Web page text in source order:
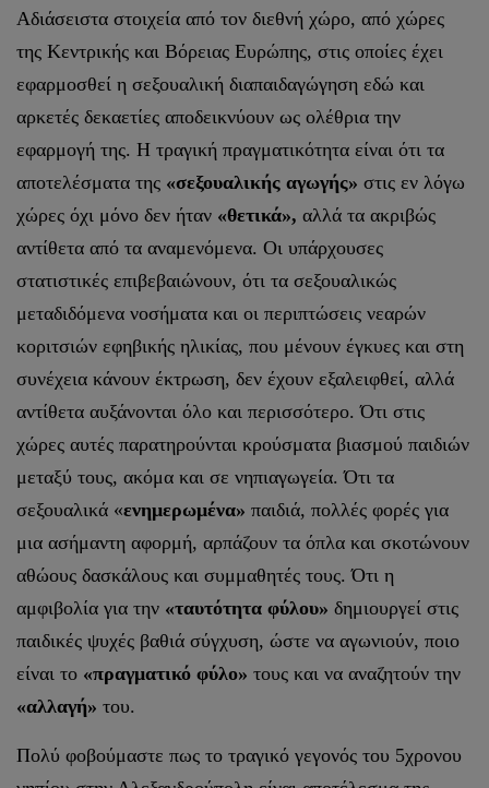
Αδιάσειστα στοιχεία από τον διεθνή χώρο, από χώρες
της Κεντρικής και Βόρειας Ευρώπης, στις οποίες έχει
εφαρμοσθεί η σεξουαλική διαπαιδαγώγηση εδώ και
αρκετές δεκαετίες αποδεικνύουν ως ολέθρια την
εφαρμογή της. Η τραγική πραγματικότητα είναι ότι τα
αποτελέσματα της «σεξουαλικής αγωγής» στις εν λόγω
χώρες όχι μόνο δεν ήταν «θετικά», αλλά τα ακριβώς
αντίθετα από τα αναμενόμενα. Οι υπάρχουσες
στατιστικές επιβεβαιώνουν, ότι τα σεξουαλικώς
μεταδιδόμενα νοσήματα και οι περιπτώσεις νεαρών
κοριτσιών εφηβικής ηλικίας, που μένουν έγκυες και στη
συνέχεια κάνουν έκτρωση, δεν έχουν εξαλειφθεί, αλλά
αντίθετα αυξάνονται όλο και περισσότερο. Ότι στις
χώρες αυτές παρατηρούνται κρούσματα βιασμού παιδιών
μεταξύ τους, ακόμα και σε νηπιαγωγεία. Ότι τα
σεξουαλικά «ενημερωμένα» παιδιά, πολλές φορές για
μια ασήμαντη αφορμή, αρπάζουν τα όπλα και σκοτώνουν
αθώους δασκάλους και συμμαθητές τους. Ότι η
αμφιβολία για την «ταυτότητα φύλου» δημιουργεί στις
παιδικές ψυχές βαθιά σύγχυση, ώστε να αγωνιούν, ποιο
είναι το «πραγματικό φύλο» τους και να αναζητούν την
«αλλαγή» του.
Πολύ φοβούμαστε πως το τραγικό γεγονός του 5χρονου